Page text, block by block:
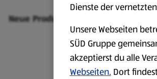
Neue Produkte
Dienste der
Unsere Webseiten
SÜD Gruppe
akzeptierst du alle
Webseiten. Dort